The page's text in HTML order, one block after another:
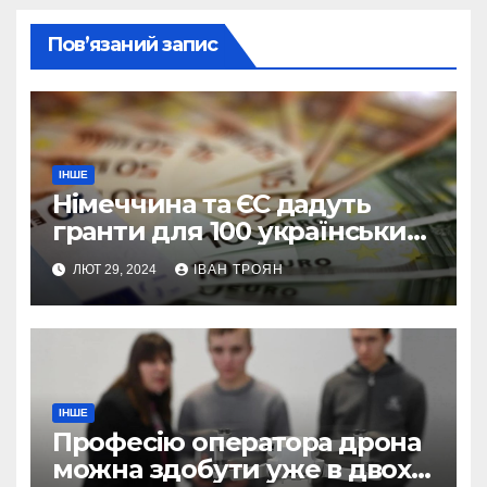
Пов’язаний запис
ІНШЕ
Німеччина та ЄС дадуть
гранти для 100 українських
підприємств
ЛЮТ 29, 2024 ІВАН ТРОЯН
ІНШЕ
Професію оператора дрона
можна здобути уже в двох